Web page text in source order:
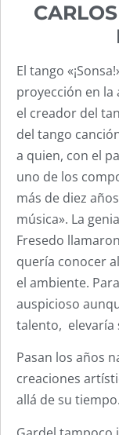
El tango
proyección en la
el creador del
del tango
a quien, con el
uno de los
más de diez
música». La
Fresedo
quería conocer
el ambiente.
auspicioso
talento, elevaría
Pasan los años
creaciones
allá de su tiempo.